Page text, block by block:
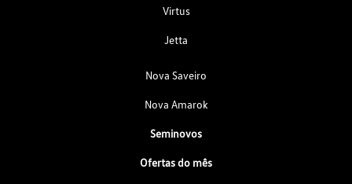
Virtus
Jetta
Nova Saveiro
Nova Amarok
Seminovos
Ofertas do mês